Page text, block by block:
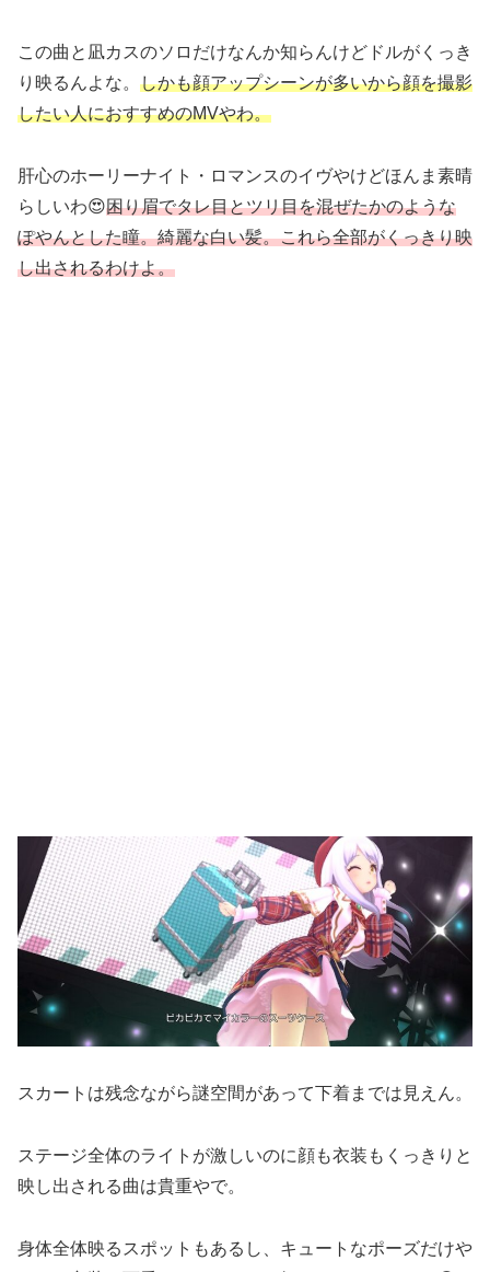
この曲と凪カスのソロだけなんか知らんけどドルがくっき
り映るんよな。 しかも顔アップシーンが多いから顔を撮影
したい人におすすめのMVやわ。
肝心のホーリーナイト・ロマンスのイヴやけどほんま素晴
らしいわ😍困り眉でタレ目とツリ目を混ぜたかのような
ぽやんとした瞳。綺麗な白い髪。これら全部がくっきり映
し出されるわけよ。
スカートは残念ながら謎空間があって下着までは見えん。
ステージ全体のライトが激しいのに顔も衣装もくっきりと
映し出される曲は貴重やで。
身体全体映るスポットもあるし、キュートなポーズだけや